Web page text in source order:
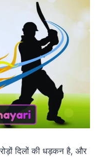
दिलों की धड़कन है, और